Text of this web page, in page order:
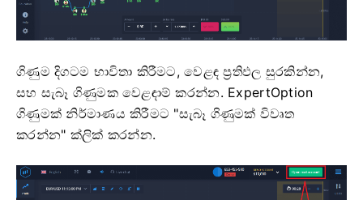
ගිණුම දිගටම භාවිතා කිරීමට, වෙළඳ ප්‍රතිඵල සුරකින්න,
සහ සැබෑ ගිණුමක වෙළඳාම් කරන්න. ExpertOption
ගිණුමක් නිර්මාණය කිරීමට "සැබෑ ගිණුමක් විවෘත
කරන්න" ක්ලික් කරන්න.